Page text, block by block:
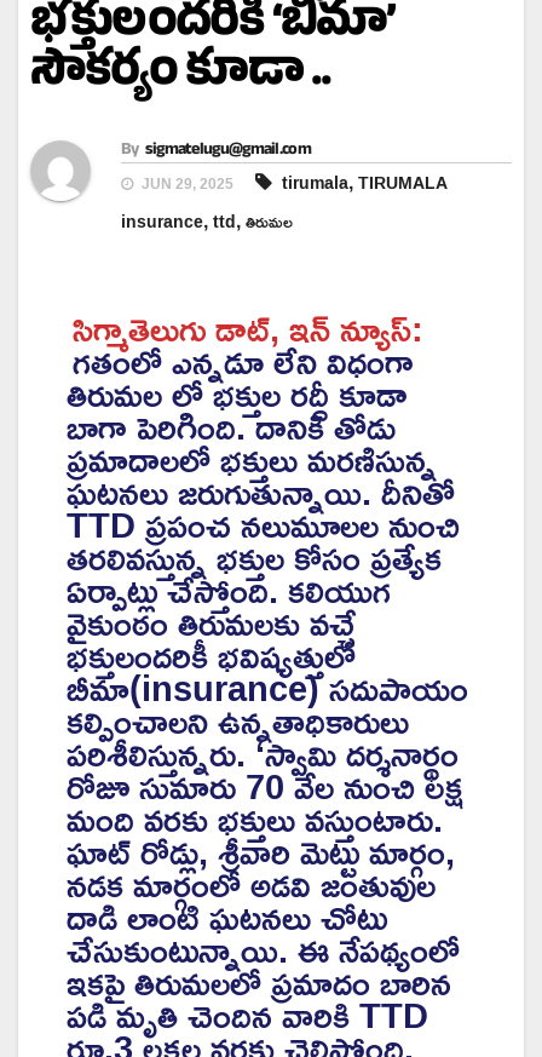
భక్తులందరికీ ‘బీమా’
సౌకర్యం కూడా ..
By sigmatelugu@gmail.com
JUN 29, 2025 tirumala,TIRUMALA
insurance,ttd,తిరుమల
సిగ్మాతెలుగు డాట్, ఇన్ న్యూస్:
గతంలో ఎన్నడూ లేని విధంగా
తిరుమల లో భక్తుల రద్దీ కూడా
బాగా పెరిగింది. దానికి తోడు
ప్రమాదాలలో భక్తులు మరణిసున్న
ఘటనలు జరుగుతున్నాయి. దీనితో
TTD ప్రపంచ నలుమూలల నుంచి
తరలివస్తున్న భక్తుల కోసం ప్రత్యేక
ఏర్పాట్లు చేస్తోంది. కలియుగ
వైకుంఠం తిరుమలకు వచ్చే
భక్తులందరికీ భవిష్యత్తులో
బీమా(insurance) సదుపాయం
కల్పించాలని ఉన్నతాధికారులు
పరిశీలిస్తున్నరు. ‘స్వామి దర్శనార్థం
రోజూ సుమారు 70 వేల నుంచి లక్ష
మంది వరకు భక్తులు వస్తుంటారు.
ఘాట్ రోడ్లు, శ్రీవారి మెట్టు మార్గం,
నడక మార్గంలో అడవి జంతువుల
దాడి లాంటి ఘటనలు చోటు
చేసుకుంటున్నాయి. ఈ నేపథ్యంలో
ఇకపై తిరుమలలో ప్రమాదం బారిన
పడి మృతి చెందిన వారికి TTD